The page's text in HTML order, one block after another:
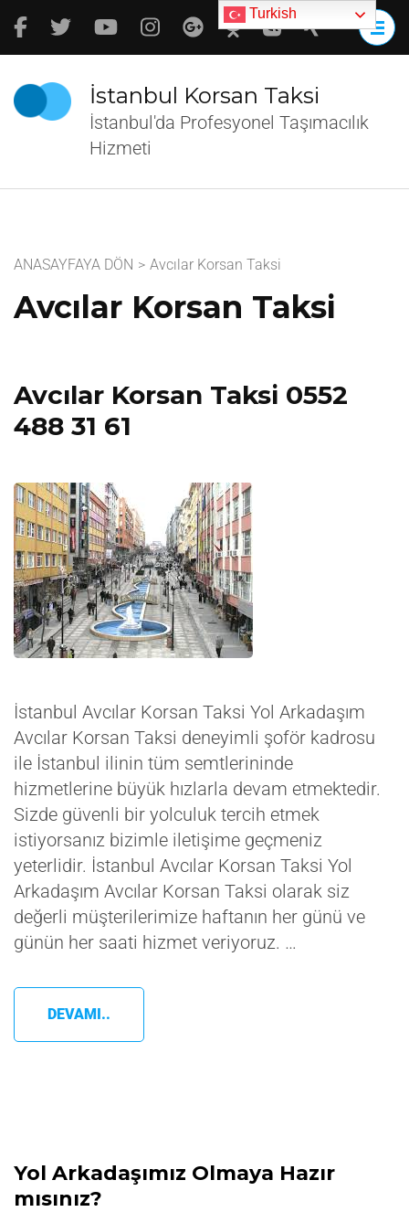
İçeriğe
atla
tuşuna
basın)
İstanbul Korsan Taksi
İstanbul'da Profesyonel Taşımacılık
Hizmeti
ANASAYFAYA DÖN > Avcılar Korsan Taksi
Avcılar Korsan Taksi
Avcılar Korsan Taksi 0552
488 31 61
İstanbul Avcılar Korsan Taksi Yol Arkadaşım
Avcılar Korsan Taksi deneyimli şoför kadrosu
ile İstanbul ilinin tüm semtlerininde
hizmetlerine büyük hızlarla devam etmektedir.
Sizde güvenli bir yolculuk tercih etmek
istiyorsanız bizimle iletişime geçmeniz
yeterlidir. İstanbul Avcılar Korsan Taksi Yol
Arkadaşım Avcılar Korsan Taksi olarak siz
değerli müşterilerimize haftanın her günü ve
günün her saati hizmet veriyoruz. …
DEVAMI..
Yol Arkadaşımız Olmaya Hazır
mısınız?
Turkish